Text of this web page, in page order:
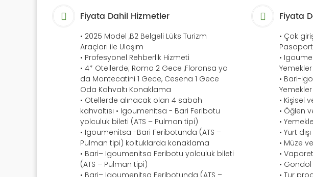
Fiyata Dahil Hizmetler
• 2025 Model ,B2 Belgeli Lüks Turizm
Araçları ile Ulaşım
• Profesyonel Rehberlik Hizmeti
• 4* Otellerde; Roma 2 Gece ,Floransa ya
da Montecatini 1 Gece, Cesena 1 Gece
Oda Kahvaltı Konaklama
• Otellerde alınacak olan 4 sabah
kahvaltısı • Igoumenitsa - Bari Feribotu
yolculuk bileti (ATS – Pulman tipi)
• Igoumenitsa -Bari Feribotunda (ATS –
Pulman tipi) koltuklarda konaklama
• Bari– Igoumenitsa Feribotu yolculuk bileti
(ATS – Pulman tipi)
• Bari– Igoumenitsa Feribotunda (ATS –
Fiyata
• Çok
•
Yemekler
• Bari-
Yemekler
• Kişisel
• Öğlen
•
• Yurt
• Müze
•
•
• Tur